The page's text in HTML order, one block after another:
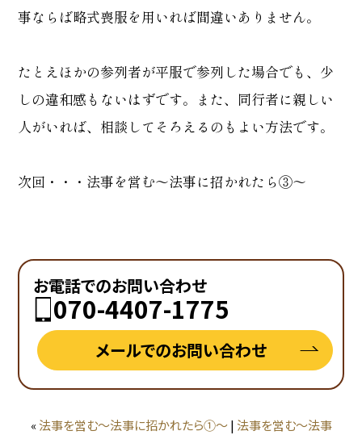
事ならば略式喪服を用いれば間違いありません。
たとえほかの参列者が平服で参列した場合でも、少
しの違和感もないはずです。また、同行者に親しい
人がいれば、相談してそろえるのもよい方法です。
次回・・・法事を営む～法事に招かれたら③～
お電話でのお問い合わせ
070-4407-1775
メールでのお問い合わせ
«法事を営む～法事に招かれたら①～|法事を営む～法事